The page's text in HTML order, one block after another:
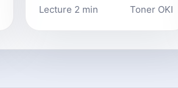
Lecture 2 min Toner OKI